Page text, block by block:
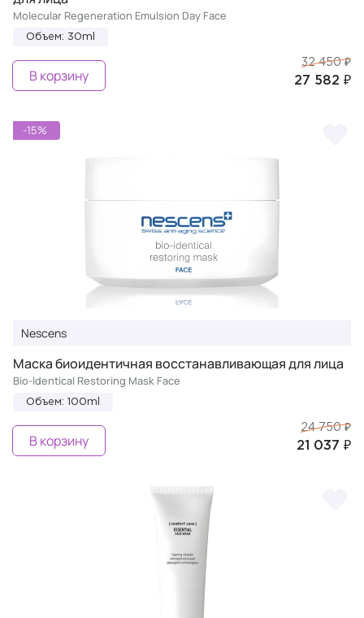
Molecular Regeneration Emulsion Day Face
Объем: 30ml
32 450 ₽
27 582 ₽
В корзину
-15%
Nescens
Маска биоидентичная восстанавливающая для лица
Bio-Identical Restoring Mask Face
Объем: 100ml
24 750 ₽
21 037 ₽
В корзину